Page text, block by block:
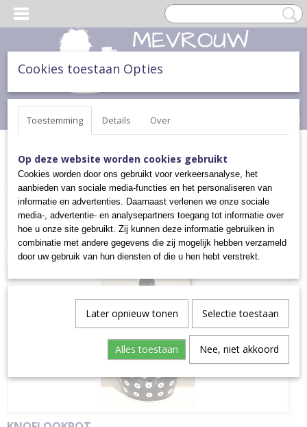
Inloggen Registreren
(0)
Home >SCHAALTJES, POTTEN & KANNEN>POTTEN EN
PANNEN
Sorteer op:
Cookies toestaan Opties
Toestemming Details Over
Op deze website worden cookies gebruikt
Cookies worden door ons gebruikt voor verkeersanalyse, het
aanbieden van sociale media-functies en het personaliseren van
informatie en advertenties. Daarnaast verlenen we onze sociale
media-, advertentie- en analysepartners toegang tot informatie over
hoe u onze site gebruikt. Zij kunnen deze informatie gebruiken in
combinatie met andere gegevens die zij mogelijk hebben verzameld
door uw gebruik van hun diensten of die u hen hebt verstrekt.
Later opnieuw tonen Selectie toestaan
Alles toestaan Nee, niet akkoord